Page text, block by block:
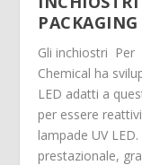
Gli inchiostri Per
Chemical ha
LED adatti a
per essere
lampade UV
prestazionale,